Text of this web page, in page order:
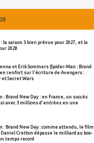
la saison 3 bien prévue pour 2027, et la
2028
et Erik Sommers (Spider-Man : Brand
en renfort sur l'écriture de Avengers :
et Secret Wars
: Brand New Day : en France, un succès
avec 3 millions d'entrées en une
: Brand New Day : comme attendu, le film
Cretton dépasse le milliard au box-
temps record